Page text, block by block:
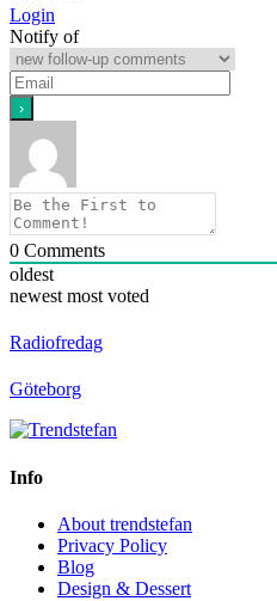
Login
Notify of
0 Comments
oldest
newest most voted
Radiofredag
Göteborg
Info
About trendstefan
Privacy Policy
Blog
Design & Dessert